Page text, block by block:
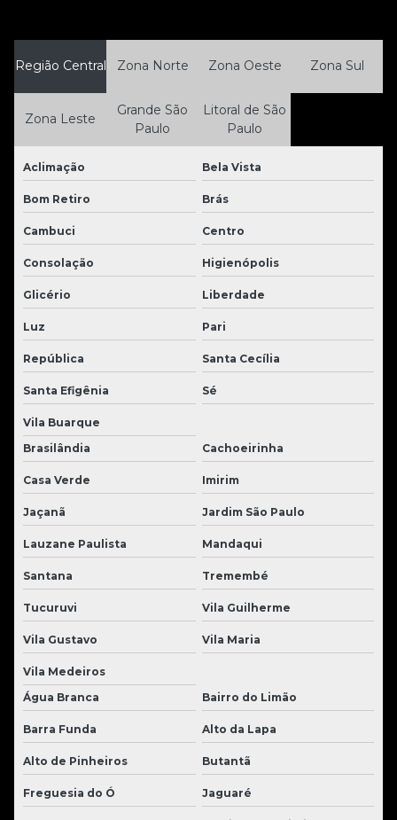
Região Central Zona Norte Zona Oeste Zona Sul
Zona Leste
Grande São
Paulo
Litoral de São
Paulo
Aclimação Bela Vista
Bom Retiro Brás
Cambuci Centro
Consolação Higienópolis
Glicério Liberdade
Luz Pari
República Santa Cecília
Santa Efigênia Sé
Vila Buarque
Brasilândia
Cachoeirinha
Casa Verde Imirim
Jaçanã Jardim São Paulo
Lauzane Paulista Mandaqui
Santana Tremembé
Tucuruvi Vila Guilherme
Vila Gustavo Vila Maria
Vila Medeiros
Água Branca
Bairro do Limão
Barra Funda Alto da Lapa
Alto de Pinheiros Butantã
Freguesia do Ó Jaguaré